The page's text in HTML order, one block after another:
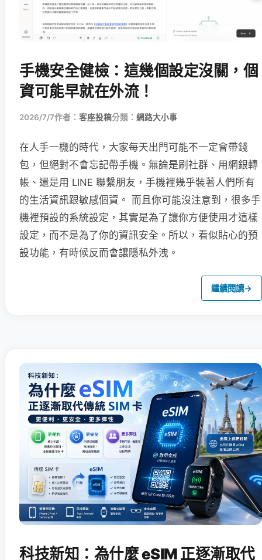
手機安全健檢：這幾個設定沒關，個
資可能早就在外流！
2026/7/7作者： 客座投稿分類： 網路大小事
在人手一機的時代，大家每天出門可能不一定會帶錢
包，但絕對不會忘記帶手機。無論是刷社群、用網銀轉
帳、還是用 LINE 聯繫朋友，手機裡幾乎裝著人們所有
的生活資訊跟敏感個資。 而且你可能沒注意到，很多手
機裡預設的系統設定，其實是為了讓你方便使用才這樣
設定，而不是為了你的資訊安全。所以，看似貼心的預
設功能，有時候反而會讓隱私外洩。
繼續閱讀→
科技新知：為什麼 eSIM 正逐漸取代